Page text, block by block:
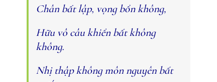
Chân bất lập, vọng bổn không,
Hữu vô câu khiển bất không
không.
Nhị thập không môn nguyên bất